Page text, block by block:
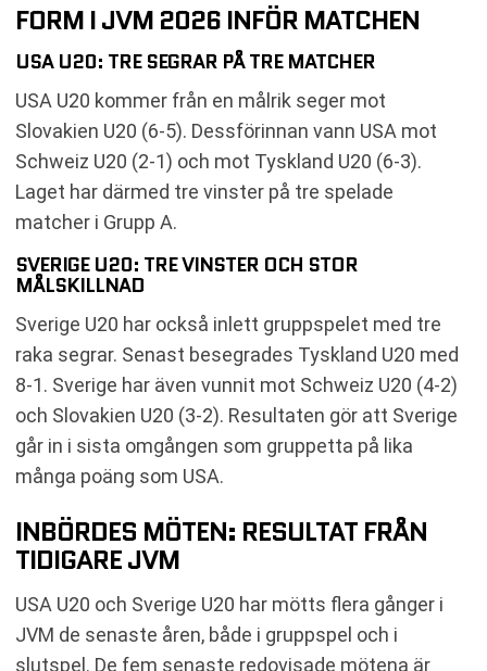
FORM I JVM 2026 INFÖR MATCHEN
USA U20: TRE SEGRAR PÅ TRE MATCHER
USA U20 kommer från en målrik seger mot
Slovakien U20 (6-5). Dessförinnan vann USA mot
Schweiz U20 (2-1) och mot Tyskland U20 (6-3).
Laget har därmed tre vinster på tre spelade
matcher i Grupp A.
SVERIGE U20: TRE VINSTER OCH STOR
MÅLSKILLNAD
Sverige U20 har också inlett gruppspelet med tre
raka segrar. Senast besegrades Tyskland U20 med
8-1. Sverige har även vunnit mot Schweiz U20 (4-2)
och Slovakien U20 (3-2). Resultaten gör att Sverige
går in i sista omgången som gruppetta på lika
många poäng som USA.
INBÖRDES MÖTEN: RESULTAT FRÅN
TIDIGARE JVM
USA U20 och Sverige U20 har mötts flera gånger i
JVM de senaste åren, både i gruppspel och i
slutspel. De fem senaste redovisade mötena är